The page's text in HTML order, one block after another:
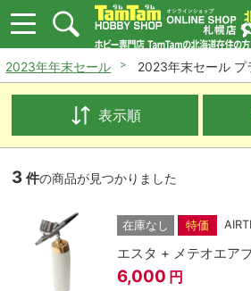
2023年年末セール 2023年末セール プ
表示順
3 件の商品が見つかりました
在庫なし 特価
エスタ + メテオエア
6,000 円